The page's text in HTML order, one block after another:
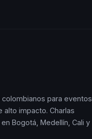
para eventos
alto impacto. Charlas
Bogotá, Medellín, Cali y